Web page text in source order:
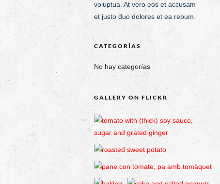
voluptua. At vero eos et accusam
et justo duo dolores et ea rebum.
CATEGORÍAS
No hay categorías
GALLERY ON FLICKR